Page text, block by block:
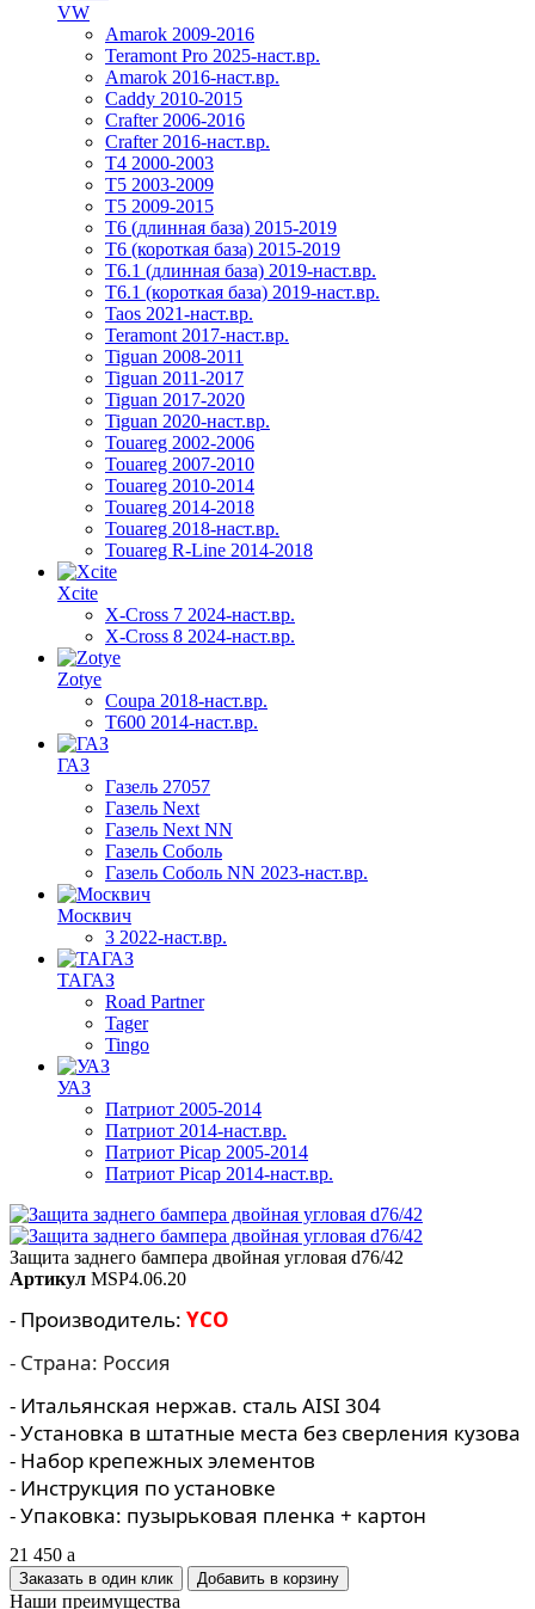
VW
Amarok 2009-2016
Teramont Pro 2025-наст.вр.
Amarok 2016-наст.вр.
Caddy 2010-2015
Crafter 2006-2016
Crafter 2016-наст.вр.
T4 2000-2003
T5 2003-2009
T5 2009-2015
T6 (длинная база) 2015-2019
Т6 (короткая база) 2015-2019
T6.1 (длинная база) 2019-наст.вр.
T6.1 (короткая база) 2019-наст.вр.
Taos 2021-наст.вр.
Teramont 2017-наст.вр.
Tiguan 2008-2011
Tiguan 2011-2017
Tiguan 2017-2020
Tiguan 2020-наст.вр.
Touareg 2002-2006
Touareg 2007-2010
Touareg 2010-2014
Touareg 2014-2018
Touareg 2018-наст.вр.
Touareg R-Line 2014-2018
Xcite
X-Cross 7 2024-наст.вр.
X-Cross 8 2024-наст.вр.
Zotye
Coupa 2018-наст.вр.
T600 2014-наст.вр.
ГАЗ
Газель 27057
Газель Next
Газель Next NN
Газель Соболь
Газель Соболь NN 2023-наст.вр.
Москвич
3 2022-наст.вр.
ТАГАЗ
Road Partner
Tager
Tingo
УАЗ
Патриот 2005-2014
Патриот 2014-наст.вр.
Патриот Picap 2005-2014
Патриот Picap 2014-наст.вр.
Защита заднего бампера двойная угловая d76/42
Артикул MSP4.06.20
- Производитель: YCO
- Страна: Россия
- Итальянская нержав. сталь AISI 304
- Установка в штатные места без сверления кузова
- Набор крепежных элементов
- Инструкция по установке
- Упаковка: пузырьковая пленка + картон
21 450 a
Заказать в один клик
Наши преимущества